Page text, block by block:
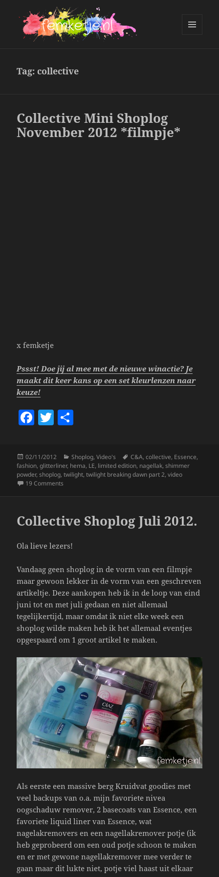
Tag: collective
Collective Mini Shoplog
November 2012 *filmpje*
x femketje
Pssst! Doe jij al mee met de nieuwe winactie? Je
maakt dit keer kans op een set kleurlenzen naar
keuze!
F
e
b
o
k
T
er re
Posted
on
02/11/2012 Categories
Shoplog,Video's Tags
C&A,collective, Essence,
fashion,glitterliner, hema, LE, limited edition, nagellak,shimmer
powder,shoplog,twilight,twilight breaking dawn part 2,video
19 Comments
Collective Shoplog Juli 2012.
Ola lieve lezers!
Vandaag geen shoplog in de vorm van een filmpje
maar gewoon lekker in de vorm van een geschreven
artikeltje. Deze aankopen heb ik in de loop van eind
juni tot en met juli gedaan en niet allemaal
tegelijkertijd, maar omdat ik niet elke week een
shoplog wilde maken heb ik het allemaal eventjes
opgespaard om 1 groot artikel te maken.
Als eerste een massive berg Kruidvat goodies met
veel backups van o.a. mijn favoriete nivea
oogschaduw remover, 2 basecoats van Essence, een
favoriete liquid liner van Essence, wat
nagelakremovers en een nagellakremover potje (ik
heb geprobeerd om een oud potje schoon te maken
en er met gewone nagellakremover mee verder te
gaan maar dit lukte niet, potje viel haast uit elkaar